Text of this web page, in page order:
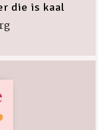
die is kaal